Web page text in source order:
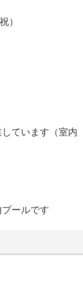
）
ています（室内
ールです